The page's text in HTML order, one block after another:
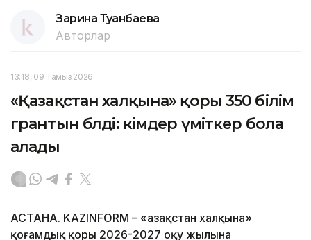
Зарина Туғанбаева
Авторлар
13:18, 09 Тамыз 2026
«Қазақстан халқына» қоры 350 білім
грантын бөлді: кімдер үміткер бола
алады
АСТАНА. KAZINFORM – «Қазақстан халқына»
қоғамдық қоры 2026-2027 оқу жылына